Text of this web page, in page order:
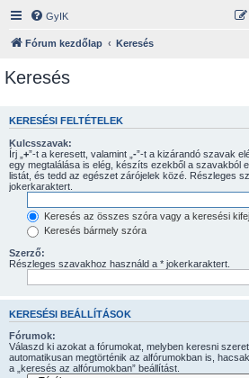
GyIK
Fórum kezdőlap Keresés
Keresés
KERESÉSI FELTÉTELEK
Kulcsszavak:
Írj „ +”-t a keresett, valamint „ -”-t a kizárandó szavak elé. Ha több szóból csak
egy megtalálása is elég, készíts ezekből a szavakból
listát, és tedd az egészet zárójelek közé. Részleges
jokerkaraktert.
Keresés az összes szóra vagy a keresési
Keresés bármely szóra
Szerző:
Részleges szavakhoz használd a * jokerkaraktert.
KERESÉSI BEÁLLÍTÁSOK
Fórumok:
Válaszd ki azokat a fórumokat, melyben keresni
automatikusan megtörténik az alfórumokban is,
a „keresés az alfórumokban” beállítást.